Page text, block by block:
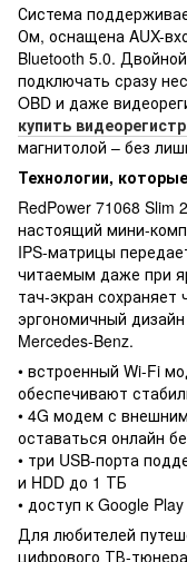
Система
Ом, оснащена AUX-
Bluetooth 5.0.
подключать сразу
OBD и даже
купить
магнитолой – без
Технологии,
RedPower 71068 Slim
настоящий мини-
IPS-матрицы
читаемым даже при
тач-экран сохраняет
эргономичный
Mercedes-Benz.
• встроенный Wi-Fi
обеспечивают
• 4G модем с
оставаться онлайн
• три USB-порта
и HDD до 1 ТБ
• доступ к Google
Для любителей
цифрового ТВ-